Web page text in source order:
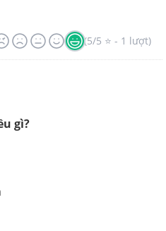
(5/5 ⭐ - 1 lượt)
gì?